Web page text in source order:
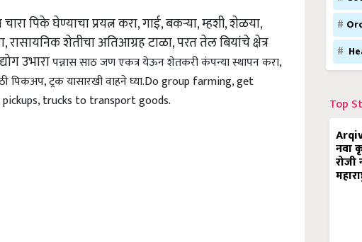
पिके घेण्याचा प्रयत्न करा, गाई, बकऱ्या, म्हशी, शेळया,
शेतीचा अतिआग्रह टाळा, परत तेल बियांचे क्षेत्र
उभारापन्नास साठ जण एकत्र येऊन शेतकरी कंपन्या स्थापन करा,
पिकअप, ट्रक यासारखी वाहने घ्या.Do group farming, get
trucks to transport goods.
Top
नवा
रोजी